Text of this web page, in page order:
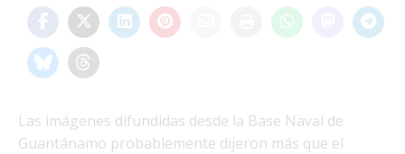
Las imágenes difundidas desde la Base Naval de
Guantánamo probablemente dijeron más que el